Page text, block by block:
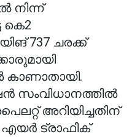
നിന്ന്
കെ2
737 ചരക്ക്
കാണാതായി.
സംവിധാനത്തിൽ
അറിയിച്ചതിന്
എയർ ട്രാഫിക്